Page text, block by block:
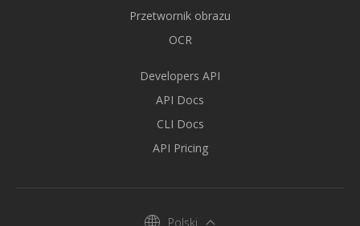
Przetwornik obrazu
OCR
Developers API
API Docs
CLI Docs
API Pricing
Polski